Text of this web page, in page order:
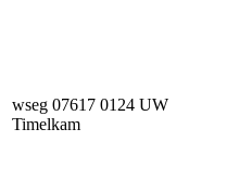
wseg 07617 0124 UW
Timelkam